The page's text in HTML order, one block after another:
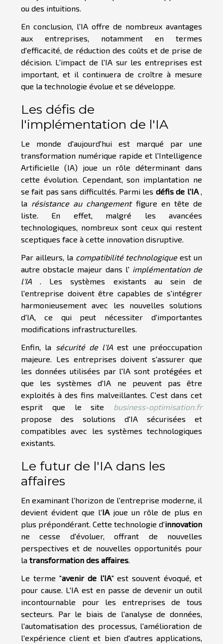
ou des intuitions.
En conclusion, l'IA offre de nombreux avantages
aux entreprises, notamment en termes
d'efficacité, de réduction des coûts et de prise de
décision. L'impact de l'IA sur les entreprises est
important, et il continuera de croître à mesure
que la technologie évolue et se développe.
Les défis de
l'implémentation de l'IA
Le monde d'aujourd'hui est marqué par une
transformation numérique rapide et l'Intelligence
Artificielle (IA) joue un rôle déterminant dans
cette évolution. Cependant, son implantation ne
se fait pas sans difficultés. Parmi les défis de l'IA
la résistance au changement figure en tête de
liste. En effet, malgré les avancées
technologiques, nombreux sont ceux qui restent
sceptiques face à cette innovation disruptive.
Par ailleurs, la compatibilité technologiqueest un
autre obstacle majeur dans l'implémentation de
l'IA
. Les systèmes existants au sein de
l'entreprise doivent être capables de s'intégrer
harmonieusement avec les nouvelles solutions
d'IA, ce qui peut nécessiter d'importantes
modifications infrastructurelles.
Enfin, la sécurité de l'IAest une préoccupation
majeure. Les entreprises doivent s'assurer que
les données utilisées par l'IA sont protégées et
que les systèmes d'IA ne peuvent pas être
exploités à des fins malveillantes. C'est dans cet
esprit que le site
business-optimisation.fr
propose des solutions d'IA sécurisées et
compatibles avec les systèmes technologiques
existants.
Le futur de l'IA dans les
affaires
En examinant l'horizon de l'entreprise moderne, il
devient évident que l'IA joue un rôle de plus en
plus prépondérant. Cette technologie d'innovation
ne cesse d'évoluer, offrant de nouvelles
perspectives et de nouvelles opportunités pour
la transformation des affaires
Le terme "avenir de l'IA" est souvent évoqué, et
pour cause. L'IA est en passe de devenir un outil
incontournable pour les entreprises de tous
secteurs. Par le biais de l'analyse de données,
l'automatisation des processus, l'amélioration de
l'expérience client et bien d'autres applications,